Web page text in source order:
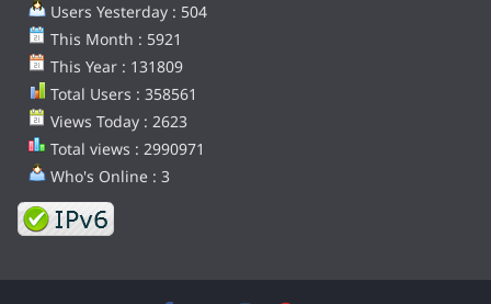
Users Yesterday : 504
This Month : 5921
This Year : 131809
Total Users : 358561
Views Today : 2623
Total views : 2990971
Who's Online : 3